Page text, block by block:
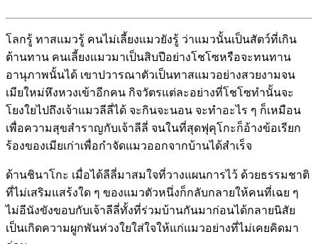
โลกรู้ ทาสแมวรู้ คนไม่เลี้ยงแมวยังรู้ ว่าแมวนั้นเป็นสัตว์ที่เกิน
ต้านทาน คนเลี้ยงแมวมาเป็นสิบปีอย่างโชโซหรือจะทนทาน
อานุภาพนั้นได้ เขาปวารณาตัวเป็นทาสแมวอย่างสวยงามจน
เมียใหม่หึงหวงเข้าอีกคน กิจวัตรแต่ละอย่างที่โชโซทำนั้นจะ
โยงใยไปถึงเจ้าแมวลีลี่ได้ จะกินจะนอน จะทำอะไร ๆ ก็เหมือน
เพื่อความสุขสำราญกับเจ้าลีลี่ จนในที่สุดฟุคุโกะก็อ้างข้อเรียก
ร้องของเมียเก่าเพื่อกำจัดแมวออกจากบ้านได้สำเร็จ
ด้านชินาโกะ เมื่อได้ลีลี่มาสมใจที่วางแผนการไว้ ด้วยธรรมชาติ
ที่ไม่เสริมแสร้งใด ๆ ของแมวตัวหนึ่งก็กลับกลายให้คนที่เฉย ๆ
ไม่อีนังขังขอบกับเจ้าลีลี่ทั้งที่ร่วมบ้านกันมาก่อนได้กลายนิสัย
เป็นเกิดความผูกพันห่วงใยใส่ใจให้แก่แมวอย่างที่ไม่เคยคิดมา